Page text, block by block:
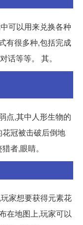
可以用来兑换各种
有很多种,包括完成
话等等。 其。
点,其中人形生物的
冠被击破后倒地
者,眼睛。
家想要获得元素花
在地图上,玩家可以